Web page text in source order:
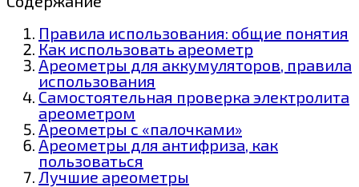
Правила использования: общие понятия
Как использовать ареометр
Ареометры для аккумуляторов, правила
использования
Самостоятельная проверка электролита
ареометром
Ареометры с «палочками»
Ареометры для антифриза, как
пользоваться
Лучшие ареометры